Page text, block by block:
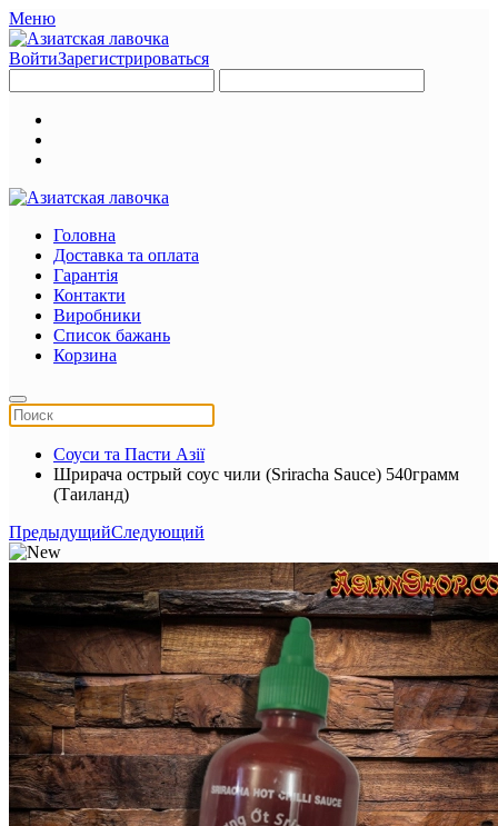
Меню
ВойтиЗарегистрироваться
Головна
Доставка та оплата
Гарантія
Контакти
Виробники
Список бажань
Корзина
Соуси та Пасти Азії
Шрирача острый соус чили (Sriracha Sauce) 540грамм
(Таиланд)
ПредыдущийСледующий